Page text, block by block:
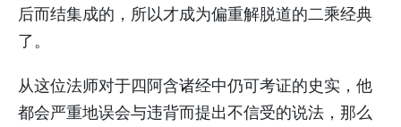
后而结集成的，所以才成为偏重解脱道的二乘经典
了。
从这位法师对于四阿含诸经中仍可考证的史实，他
都会严重地误会与违背而提出不信受的说法，那么